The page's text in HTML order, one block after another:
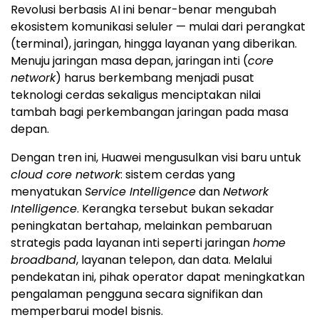
Revolusi berbasis AI ini benar-benar mengubah
ekosistem komunikasi seluler — mulai dari perangkat
(terminal), jaringan, hingga layanan yang diberikan.
Menuju jaringan masa depan, jaringan inti (core
network) harus berkembang menjadi pusat
teknologi cerdas sekaligus menciptakan nilai
tambah bagi perkembangan jaringan pada masa
depan.
Dengan tren ini, Huawei mengusulkan visi baru untuk
cloud core network: sistem cerdas yang
menyatukanService IntelligencedanNetwork
Intelligence. Kerangka tersebut bukan sekadar
peningkatan bertahap, melainkan pembaruan
strategis pada layanan inti seperti jaringanhome
broadband, layanan telepon, dan data. Melalui
pendekatan ini, pihak operator dapat meningkatkan
pengalaman pengguna secara signifikan dan
memperbarui model bisnis.